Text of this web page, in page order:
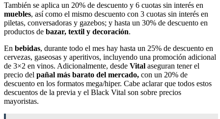
También se aplica un 20% de descuento y 6 cuotas sin interés en
muebles, así como el mismo descuento con 3 cuotas sin interés en
piletas, conversadoras y gazebos; y hasta un 30% de descuento en
productos de bazar, textil y decoración.
En bebidas, durante todo el mes hay hasta un 25% de descuento en
cervezas, gaseosas y aperitivos, incluyendo una promoción adicional
de 3×2 en vinos. Adicionalmente, desde Vital aseguran tener el
precio del pañal más barato del mercado, con un 20% de
descuento en los formatos mega/hiper. Cabe aclarar que todos estos
descuentos de la previa y el Black Vital son sobre precios
mayoristas.